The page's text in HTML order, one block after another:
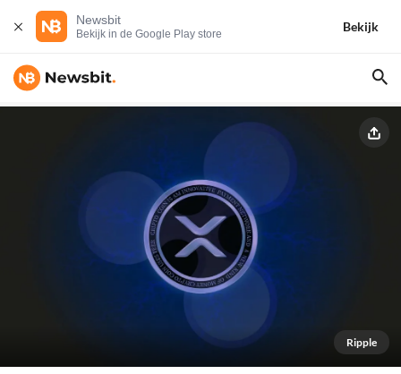
Newsbit
Bekijk in de Google Play store
Bekijk
Ripple